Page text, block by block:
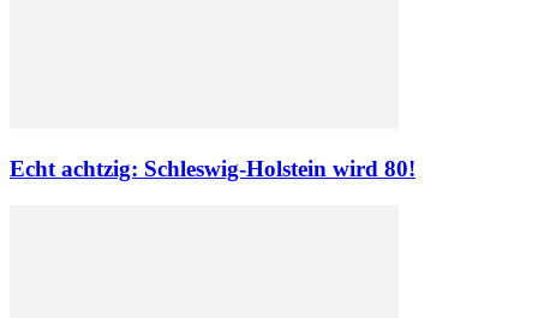
Echt achtzig: Schleswig-Holstein wird 80!